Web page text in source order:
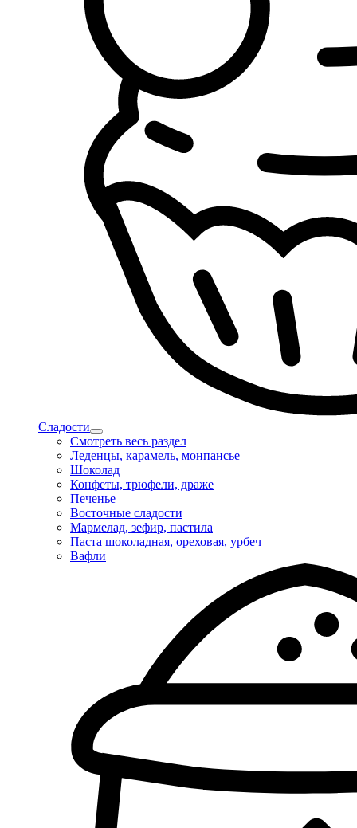
Сладости
Смотреть весь раздел
Леденцы, карамель, монпансье
Шоколад
Конфеты, трюфели, драже
Печенье
Восточные сладости
Мармелад, зефир, пастила
Паста шоколадная, ореховая, урбеч
Вафли